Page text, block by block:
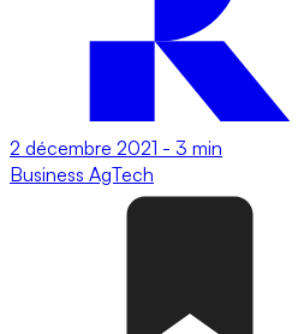
2 décembre 2021 - 3 min
Business AgTech